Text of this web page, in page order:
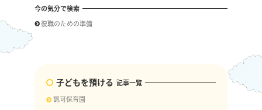
今の気分で検索
復職のための準備
子どもを預ける 記事一覧
認可保育園